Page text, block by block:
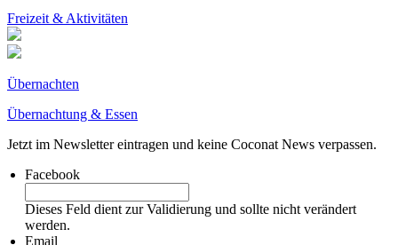
Freizeit & Aktivitäten
Übernachten
Übernachtung & Essen
Jetzt im Newsletter eintragen und keine Coconat News verpassen.
Facebook
Dieses Feld dient zur Validierung und sollte nicht verändert
werden.
Email